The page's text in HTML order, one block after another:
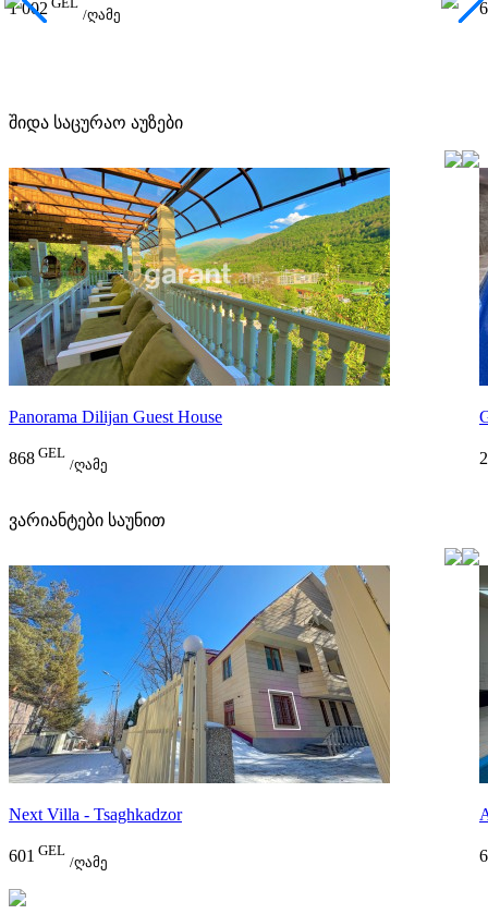
1 002 /ღამე
შიდა საცურაო აუზები
Panorama Dilijan Guest House
868 GEL
/ღამე
ვარიანტები საუნით
Next Villa - Tsaghkadzor
601 GEL
/ღამე